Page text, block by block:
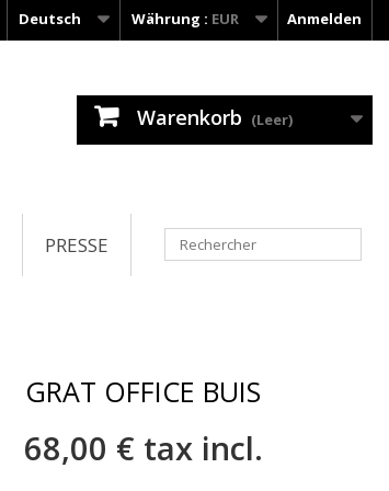
Anmelden
Währung : EUR
Deutsch
Warenkorb (Leer)
PRESSE
GRAT OFFICE BUIS
68,00 € tax incl.